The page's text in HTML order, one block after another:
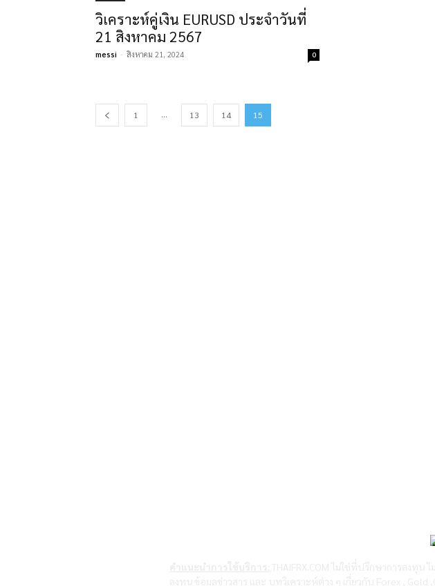
วิเคราะห์คู่เงิน EURUSD ประจำวันที่
21 สิงหาคม 2567
messi - สิงหาคม 21, 2024 0
1 ... 13 14 15